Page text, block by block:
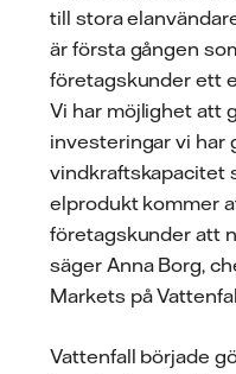
till stora
är första gången
företagskunder ett
Vi har möjlighet att
investeringar vi har
vindkraftskapacitet
elprodukt kommer
företagskunder att
säger Anna Borg,
Markets på
Vattenfall började